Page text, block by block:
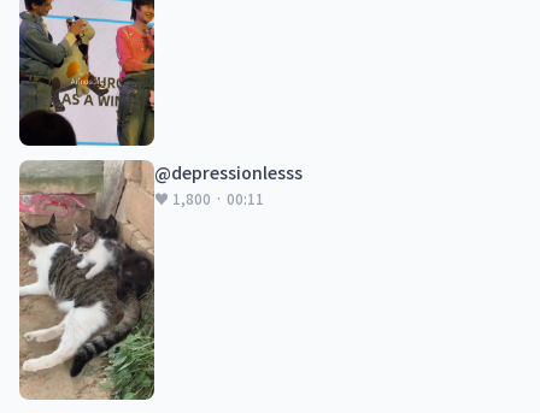
@depressionlesss
♥ 1,800 · 00:11